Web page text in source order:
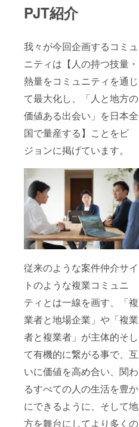
PJT紹介
我々が今回企画するコミュ
ニティは【人の持つ技量・
熱量をコミュニティを通じ
て最大化し、「人と地方の
価値ある出会い」を日本全
国で量産する】ことをビ
ジョンに掲げています。
従来のような案件仲介サイ
トのような複業コミュニ
ティとは一線を画す、「複
業者と地場企業」や「複業
者と複業者」が主体的そし
て有機的に繋がる事で、互
いに価値を高め合い、関わ
るすべての人の生活を豊か
にできるように、そして地
方を舞台にしてより多くの